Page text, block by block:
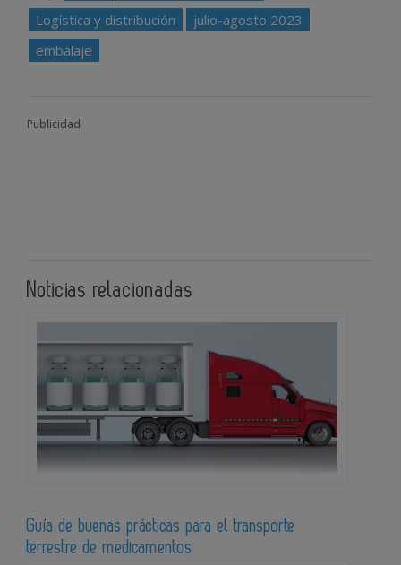
Logística y distribución
julio-agosto 2023
embalaje
Publicidad
Noticias relacionadas
Guía de buenas prácticas para el transporte
terrestre de medicamentos